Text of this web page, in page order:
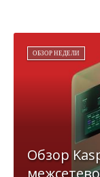
ОБЗОР НЕДЕЛИ
Обзор